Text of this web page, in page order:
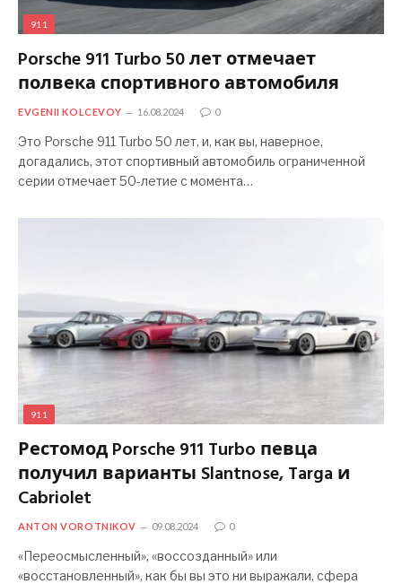
911
Porsche 911 Turbo 50 лет отмечает
полвека спортивного автомобиля
EVGENII KOLCEVOY 16.08.2024 0
Это Porsche 911 Turbo 50 лет, и, как вы, наверное,
догадались, этот спортивный автомобиль ограниченной
серии отмечает 50-летие с момента…
911
Рестомод Porsche 911 Turbo певца
получил варианты Slantnose, Targa и
Cabriolet
ANTON VOROTNIKOV 09.08.2024 0
«Переосмысленный», «воссозданный» или
«восстановленный», как бы вы это ни выражали, сфера